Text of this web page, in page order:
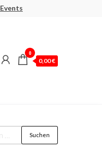
Events
0
0,00 €
Suchen